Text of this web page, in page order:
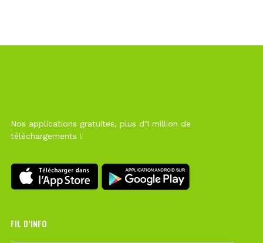
Nos applications gratuites, plus d'1 million de
téléchargements !
FIL D’INFO